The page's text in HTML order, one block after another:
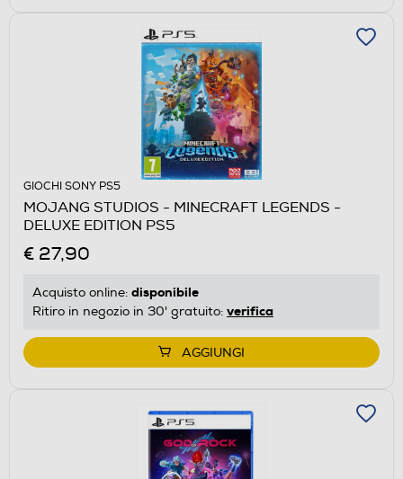
GIOCHI SONY PS5
MOJANG STUDIOS - MINECRAFT LEGENDS -
DELUXE EDITION PS5
€ 27,90
Acquisto online: disponibile
Ritiro in negozio in 30' gratuito: verifica
AGGIUNGI